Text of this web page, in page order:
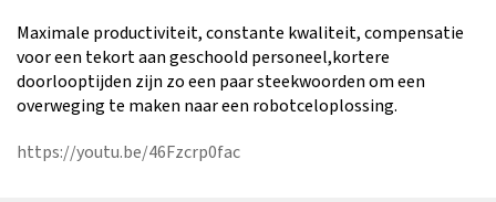
Maximale productiviteit, constante kwaliteit, compensatie
voor een tekort aan geschoold personeel,kortere
doorlooptijden zijn zo een paar steekwoorden om een
overweging te maken naar een robotceloplossing.
https://youtu.be/46Fzcrp0fac